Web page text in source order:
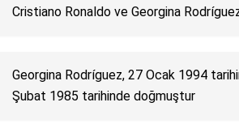
Cristiano Ronaldo ve Georgina
Georgina Rodríguez, 27 Ocak 1994
Şubat 1985 tarihinde doğmuştur